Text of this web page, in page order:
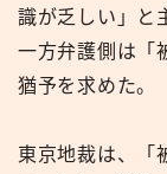
識が乏しい」と
一方弁護側は「
猶予を求めた。
東京地裁は、「